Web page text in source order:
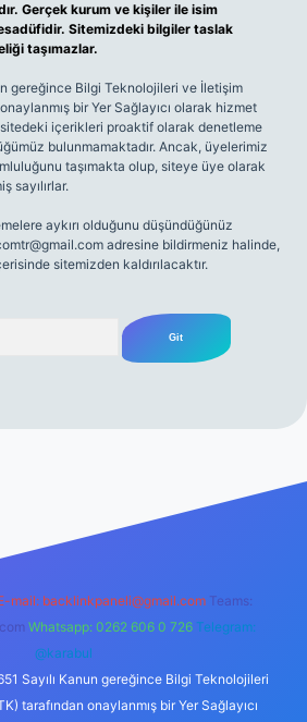
Gerçek kurum ve kişiler ile isim
Sitemizdeki bilgiler taslak
taşımazlar.
gereğince Bilgi Teknolojileri ve İletişim
bir Yer Sağlayıcı olarak hizmet
içerikleri proaktif olarak denetleme
bulunmamaktadır. Ancak, üyelerimiz
taşımakta olup, siteye üye olarak
sayılırlar.
aykırı olduğunu düşündüğünüz
adresine bildirmeniz halinde,
sitemizden kaldırılacaktır.
mail: backlinkpaneli@gmail.com Teams:
Whatsapp: 0262 606 0 726 Telegram:
@karabul
Sayılı Kanun gereğince Bilgi Teknolojileri
tarafından onaylanmış bir Yer Sağlayıcı